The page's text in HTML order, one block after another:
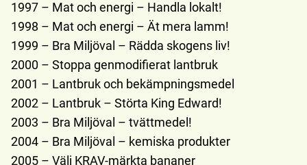
1997 – Mat och energi – Handla lokalt!
1998 – Mat och energi – Ät mera lamm!
1999 – Bra Miljöval – Rädda skogens liv!
2000 – Stoppa genmodifierat lantbruk
2001 – Lantbruk och bekämpningsmedel
2002 – Lantbruk – Störta King Edward!
2003 – Bra Miljöval – tvättmedel!
2004 – Bra Miljöval – kemiska produkter
2005 – Välj KRAV-märkta bananer